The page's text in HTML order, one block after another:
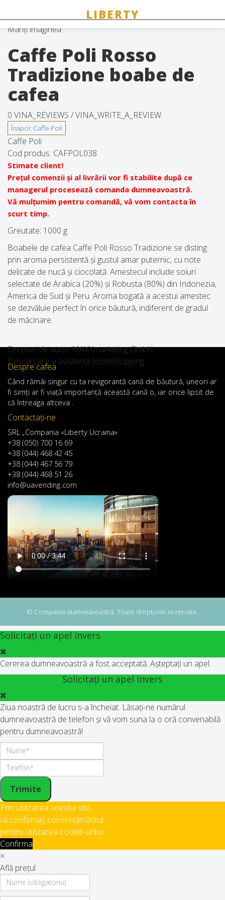
Măriți imaginea
Caffe Poli Rosso
Tradizione boabe de
cafea
0 VINA_REVIEWS /VINA_WRITE_A_REVIEW
Caffe Poli
Cod produs: CAFPOL038
Stimate client!
Prețul comenzii și al livrării vor fi stabilite după ce
managerul procesează comanda dumneavoastră.
Vă mulțumim pentru comandă, vă vom contacta în
scurt timp.
Greutate: 1000 g
Boabele de cafea Caffe Poli Rosso Tradizione se disting
prin aroma persistentă și gustul amar puternic, cu note
delicate de nucă și ciocolată. Amestecul include soiuri
selectate de Arabica (20%) și Robusta (80%) din Indonezia,
America de Sud și Peru. Aroma bogată a acestui amestec
se dezvăluie perfect în orice băutură, indiferent de gradul
de măcinare.
Drepturi de autor MAXXmarketing GmbH
Descărcare și asistență JoomShopping
Despre cafea
Când rămâi singur cu ta revigorantă cană de băutură, uneori ar
fi simți ar fi viață importanță această cană o, iar orice lipsit de
că întreaga altceva .
Contactaţi-ne
SRL „Compania «Liberty Ucraina»
+38 (050) 700 16 69
+38 (044) 468 42 45
+38 (044) 467 56 79
+38 (044) 468 51 26
info@uavending.com
© Compania dumneavoastră. Toate drepturile rezervate.
Solicitați un apel invers
Cererea dumneavoastră a fost acceptată. Așteptați un apel.
Solicitați un apel invers
Ziua noastră de lucru s-a încheiat. Lăsați-ne numărul
dumneavoastră de telefon și vă vom suna la o oră convenabilă
pentru dumneavoastră!
Trimite
Prin utilizarea acestui site,
vă confirmați consimțământul
pentru utilizarea cookie-urilor
Confirma
×
Află prețul